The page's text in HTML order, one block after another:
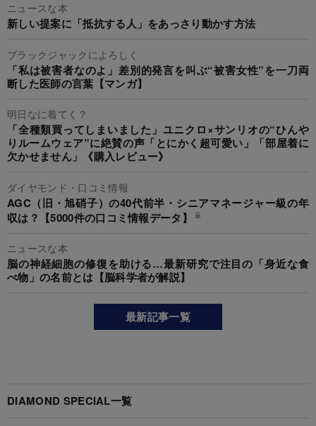
ニュースな本
新しい提案に「抵抗する人」をあっさり動かす方法
ブラックジャックによろしく
「私は被害者なのよ」差別的発言を叫ぶ“被害女性”を一刀両
断した医師の言葉【マンガ】
明日なに着てく？
「全種類買ってしまいました」ユニクロ×サンリオの“ひんや
りルームウェア”に絶賛の声「とにかく超可愛い」「部屋着に
欠かせません」《購入レビュー》
ダイヤモンド・口コミ情報
AGC（旧・旭硝子）の40代前半・シニアマネージャー級の年
収は？【5000件の口コミ情報データ】
ニュースな本
脳の神経細胞の修復を助ける…最新研究で注目の「身近な食
べ物」の名前とは【脳科学者が解説】
最新記事一覧
DIAMOND SPECIAL一覧